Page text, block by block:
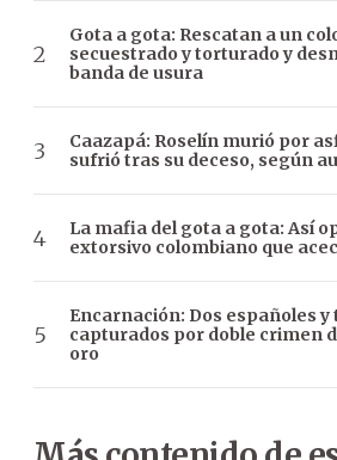
Gota a gota: Rescatan a un
secuestrado y torturado y
banda de usura
Caazapá: Roselín murió por
sufrió tras su deceso, según
La mafia del gota a gota: Así
extorsivo colombiano que
Encarnación: Dos españoles
capturados por doble crimen
oro